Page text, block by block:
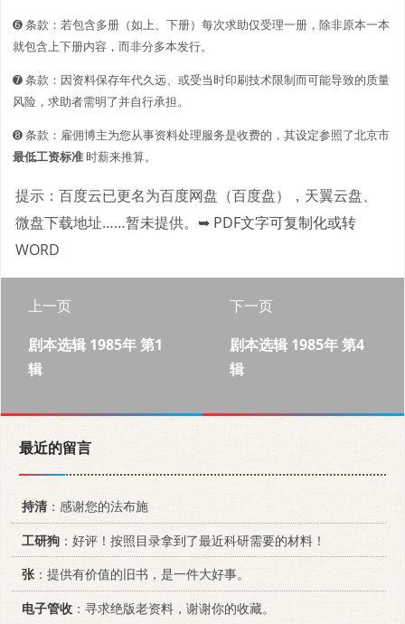
➏ 条款：若包含多册（如上、下册）每次求助仅受理一册，除非原本一本
就包含上下册内容，而非分多本发行。
➐ 条款：因资料保存年代久远、或受当时印刷技术限制而可能导致的质量
风险，求助者需明了并自行承担。
➑ 条款：雇佣博主为您从事资料处理服务是收费的，其设定参照了北京市
最低工资标准时薪来推算。
提示：百度云已更名为百度网盘（百度盘），天翼云盘、
微盘下载地址……暂未提供。 ➥ PDF文字可复制化或转
WORD
上一页
剧本选辑 1985年 第1
辑
下一页
剧本选辑 1985年 第4
辑
最近的留言
持清：感谢您的法布施
工研狗 ：好评！按照目录拿到了最近科研需要的材料！
张：提供有价值的旧书，是一件大好事。
电子管收 ：寻求绝版老资料，谢谢你的收藏。